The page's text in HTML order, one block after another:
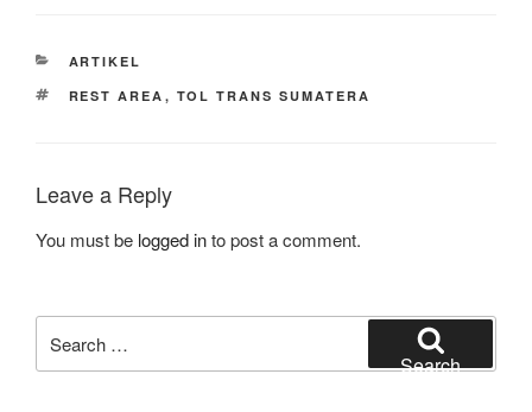
CATEGORIES
ARTIKEL
TAGS
REST AREA , TOL TRANS SUMATERA
Leave a Reply
You must be logged into post a comment.
for:
Search